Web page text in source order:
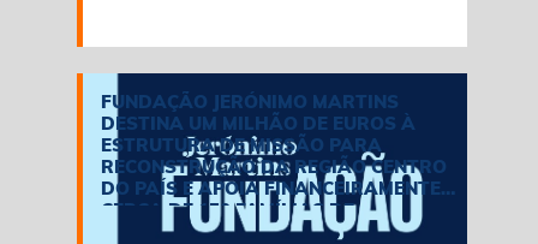
FUNDAÇÃO JERÓNIMO MARTINS
DESTINA UM MILHÃO DE EUROS À
ESTRUTURA DE MISSÃO PARA
RECONSTRUÇÃO DA REGIÃO CENTRO
DO PAÍS E APOIA FINANCEIRAMENTE
CERCA DE 150 FAMÍLIAS DE
COLABORADORES DO GRUPO